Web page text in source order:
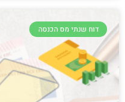
דוח שנתי מס הכנסה